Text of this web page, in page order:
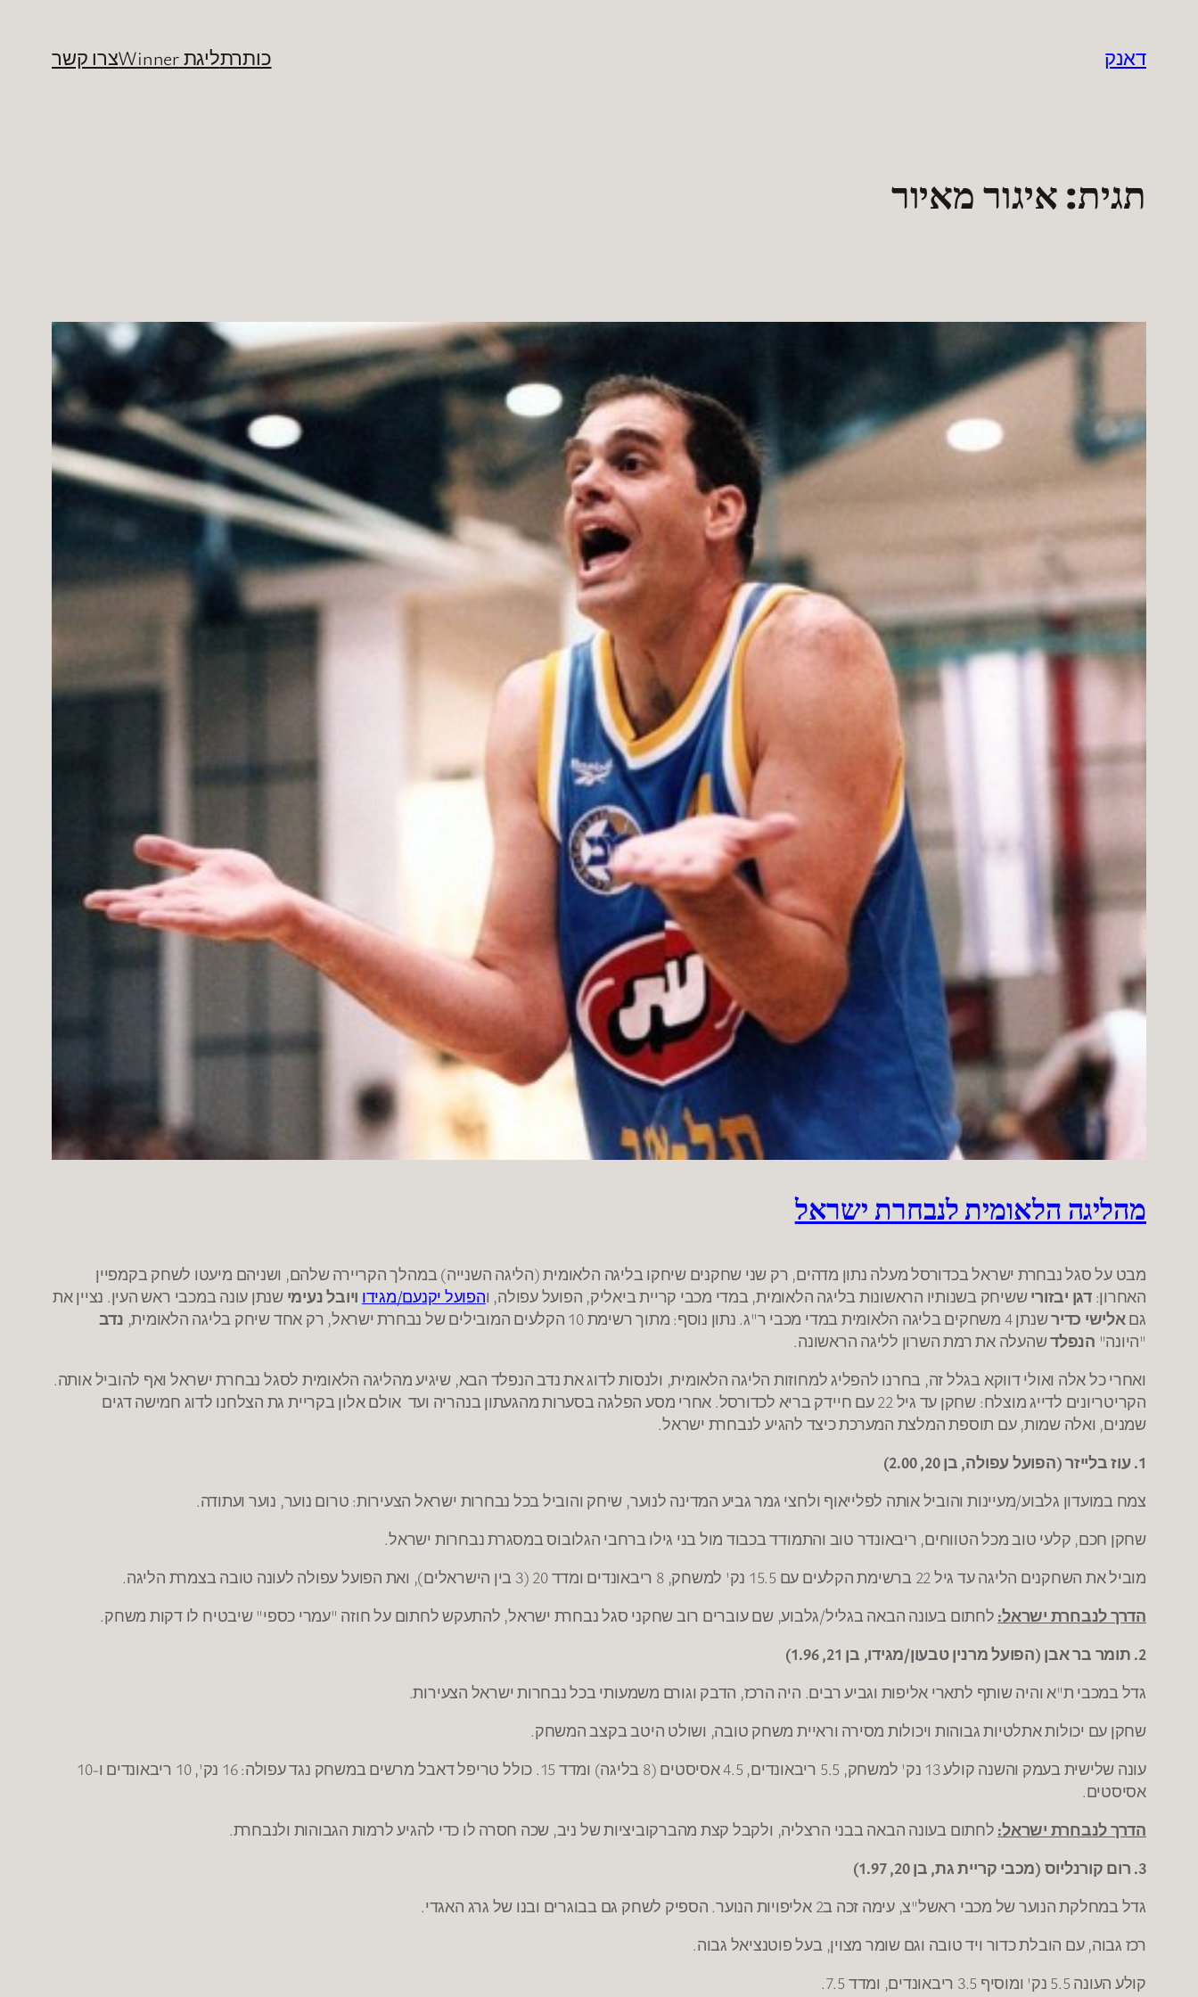
דאנק כותרתליגת Winner צרו קשר
תגית:איגור מאיור
מהליגה הלאומית לנבחרת ישראל
מבט על סגל נבחרת ישראל בכדורסל מעלה נתון מדהים, רק שני שחקנים שיחקו בליגה הלאומית (הליגה השנייה) במהלך הקריירה שלהם, ושניהם מיעטו לשחק בקמפיין
האחרון:דגן יבזוריששיחק בשנותיו הראשונות בליגה הלאומית, במדי מכבי קריית ביאליק, הפועל עפולה, והפועל יקנעם/מגידו ויובל נעימי שנתן עונה במכבי ראש העין. נציין את
גםאלישי כדירשנתן 4 משחקים בליגה הלאומית במדי מכבי ר"ג. נתון נוסף: מתוך רשימת 10 הקלעים המובילים של נבחרת ישראל, רק אחד שיחק בליגה הלאומית,
נדב
"היונה" הנפלדשהעלה את רמת השרון לליגה הראשונה.
ואחרי כל אלה ואולי דווקא בגלל זה, בחרנו להפליג למחוזות הליגה הלאומית, ולנסות לדוג את נדב הנפלד הבא, שיגיע מהליגה הלאומית לסגל נבחרת ישראל ואף להוביל אותה.
הקריטריונים לדייג מוצלח: שחקן עד גיל 22 עם חיידק בריא לכדורסל. אחרי מסע הפלגה בסערות מהגעתון בנהריה ועד אולם אלון בקריית גת הצלחנו לדוג חמישה דגים
שמנים, ואלה שמות, עם תוספת המלצת המערכת כיצד להגיע לנבחרת ישראל.
1. עוז בלייזר (הפועל עפולה, בן 20, 2.00)
צמח במועדון גלבוע/מעיינות והוביל אותה לפלייאוף ולחצי גמר גביע המדינה לנוער, שיחק והוביל בכל נבחרות ישראל הצעירות: טרום נוער, נוער ועתודה.
שחקן חכם, קלעי טוב מכל הטווחים, ריבאונדר טוב והתמודד בכבוד מול בני גילו ברחבי הגלובוס במסגרת נבחרות ישראל.
מוביל את השחקנים הליגה עד גיל 22 ברשימת הקלעים עם 15.5 נק' למשחק, 8 ריבאונדים ומדד 20 (3 בין הישראלים), ואת הפועל עפולה לעונה טובה בצמרת הליגה.
הדרך לנבחרת ישראל: לחתום בעונה הבאה בגליל/גלבוע, שם עוברים רוב שחקני סגל נבחרת ישראל, להתעקש לחתום על חוזה "עמרי כספי" שיבטיח לו דקות משחק.
2. תומר בר אבן (הפועל מרנין טבעון/מגידו, בן 21, 1.96)
גדל במכבי ת"א והיה שותף לתארי אליפות וגביע רבים. היה הרכז, הדבק וגורם משמעותי בכל נבחרות ישראל הצעירות.
שחקן עם יכולות אתלטיות גבוהות ויכולות מסירה וראיית משחק טובה, ושולט היטב בקצב המשחק.
עונה שלישית בעמק והשנה קולע 13 נק' למשחק, 5.5 ריבאונדים, 4.5 אסיסטים (8 בליגה) ומדד 15. כולל טריפל דאבל מרשים במשחק נגד עפולה: 16 נק', 10 ריבאונדים ו-10
אסיסטים.
הדרך לנבחרת ישראל: לחתום בעונה הבאה בבני הרצליה, ולקבל קצת מהברקוביציות של ניב, שכה חסרה לו כדי להגיע לרמות הגבוהות ולנבחרת.
3. רום קורנליוס (מכבי קריית גת, בן 20, 1.97)
גדל במחלקת הנוער של מכבי ראשל"צ, עימה זכה ב2 אליפויות הנוער. הספיק לשחק גם בבוגרים ובנו של גרג האגדי.
רכז גבוה, עם הובלת כדור ויד טובה וגם שומר מצוין, בעל פוטנציאל גבוה.
קולע העונה 5.5 נק' ומוסיף 3.5 ריבאונדים, ומדד 7.5.